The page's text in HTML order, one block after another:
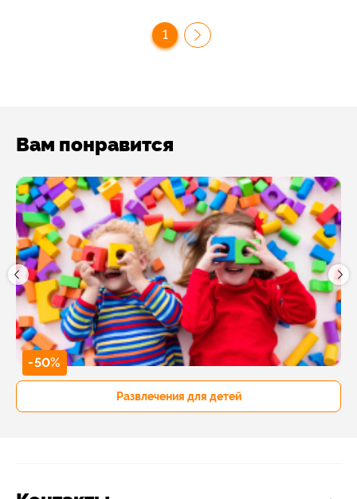
1
Вам понравится
-50%
Развлечения для детей